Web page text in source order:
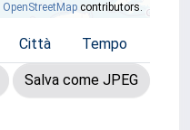
OpenStreetMap contributors.
Città Tempo
Salva come JPEG